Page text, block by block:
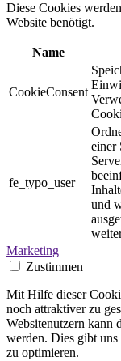
Diese Cookies
Website benötigt.
Name
CookieConsent
fe_typo_user
einer
und
Marketing
Zustimmen
Mit Hilfe dieser
noch attraktiver zu
Websitenutzern kann
werden. Dies gibt
zu optimieren.